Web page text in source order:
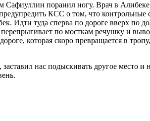
Сафиуллин поранил ногу. Врач в
КСС о том, что контрольные
Идти туда сперва по дороге вверх по
по мосткам речушку и
которая скоро превращается в
нас подыскивать другое место и